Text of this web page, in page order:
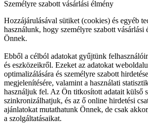
Személyre szabott vásárlási élmény
Hozzájárulásával sütiket (cookies) és egyéb
használunk, hogy személyre szabott
Önnek.
Ebből a célból adatokat gyűjtünk
és eszközeikről. Ezeket az adatokat
optimalizálására és személyre szabott
megjelenítésére, valamint a használati
használjuk fel. Az Ön titkosított adatait külső
szinkronizálhatjuk, és az ő online hirdetési
ajánlatokat mutathatunk Önnek, de csak
a szolgáltatásaikat.